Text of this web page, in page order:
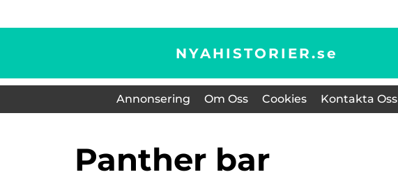
NYAHISTORIER.se
Annonsering Om Oss Cookies Kontakta Oss
Panther bar